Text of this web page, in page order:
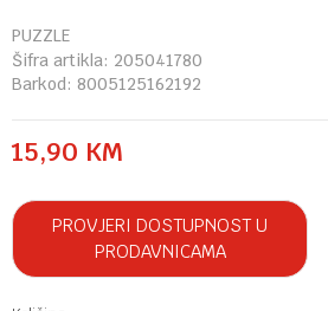
PUZZLE
Šifra artikla: 205041780
Barkod: 8005125162192
15,90 KM
PROVJERI DOSTUPNOST U
PRODAVNICAMA